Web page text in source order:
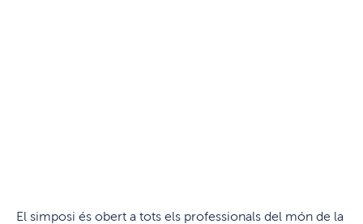
El simposi és obert a tots els professionals del món de la